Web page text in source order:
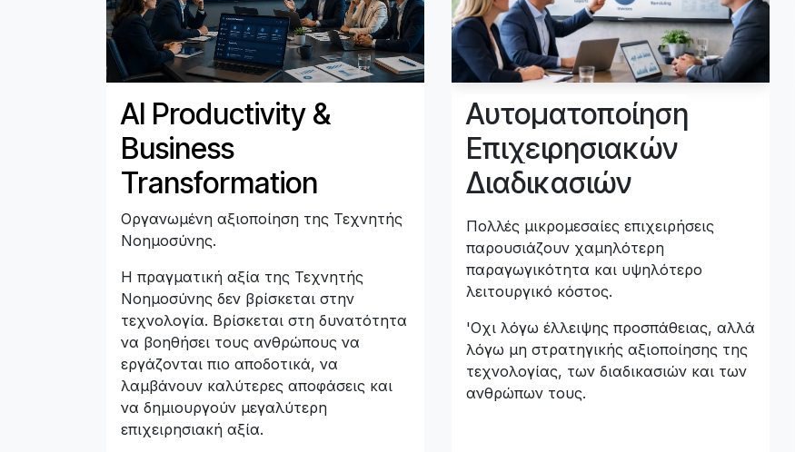
AI Productivity &
Business
Transformation
Οργανωμένη αξιοποίηση της Τεχνητής
Νοημοσύνης.
Η πραγματική αξία της Τεχνητής
Νοημοσύνης δεν βρίσκεται στην
τεχνολογία. Βρίσκεται στη δυνατότητα
να βοηθήσει τους ανθρώπους να
εργάζονται πιο αποδοτικά, να
λαμβάνουν καλύτερες αποφάσεις και
να δημιουργούν μεγαλύτερη
επιχειρησιακή αξία.
Αυτοματοποίηση
Επιχειρησιακών
Διαδικασιών
Πολλές μικρομεσαίες επιχειρήσεις
παρουσιάζουν χαμηλότερη
παραγωγικότητα και υψηλότερο
λειτουργικό κόστος.
'Οχι λόγω έλλειψης προσπάθειας, αλλά
λόγω μη στρατηγικής αξιοποίησης της
τεχνολογίας, των διαδικασιών και των
ανθρώπων τους.